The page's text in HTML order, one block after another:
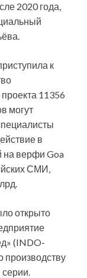
2020 года,
к
11356
могут
в
на верфи Goa
СМИ,
открыто
(INDO-
производству